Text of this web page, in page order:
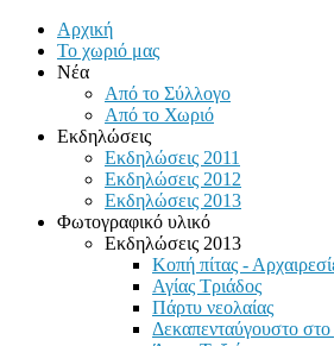
Αρχική
Το χωριό μας
Νέα
Από το Σύλλογο
Από το Χωριό
Εκδηλώσεις
Εκδηλώσεις 2011
Εκδηλώσεις 2012
Εκδηλώσεις 2013
Φωτογραφικό υλικό
Εκδηλώσεις 2013
Κοπή πίτας -
Αγίας Τριάδος
Πάρτυ νεολαίας
Δεκαπενταύγουστο